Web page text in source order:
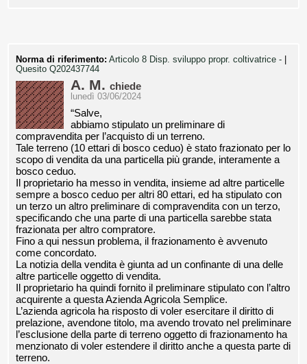
Norma di riferimento: Articolo 8 Disp. sviluppo propr. coltivatrice -
Quesito Q202437744
A. M. chiede
lunedì 03/06/2024
“Salve,
abbiamo stipulato un preliminare di
compravendita per l’acquisto di un terreno.
Tale terreno (10 ettari di bosco ceduo) è stato frazionato per lo
scopo di vendita da una particella più grande, interamente a
bosco ceduo.
Il proprietario ha messo in vendita, insieme ad altre particelle
sempre a bosco ceduo per altri 80 ettari, ed ha stipulato con
un terzo un altro preliminare di compravendita con un terzo,
specificando che una parte di una particella sarebbe stata
frazionata per altro compratore.
Fino a qui nessun problema, il frazionamento è avvenuto
come concordato.
La notizia della vendita è giunta ad un confinante di una delle
altre particelle oggetto di vendita.
Il proprietario ha quindi fornito il preliminare stipulato con l’altro
acquirente a questa Azienda Agricola Semplice.
L’azienda agricola ha risposto di voler esercitare il diritto di
prelazione, avendone titolo, ma avendo trovato nel preliminare
l’esclusione della parte di terreno oggetto di frazionamento ha
menzionato di voler estendere il diritto anche a questa parte di
terreno.